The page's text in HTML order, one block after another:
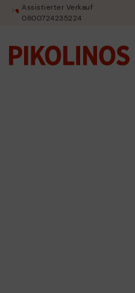
Assistierter Verkauf
0800724235224